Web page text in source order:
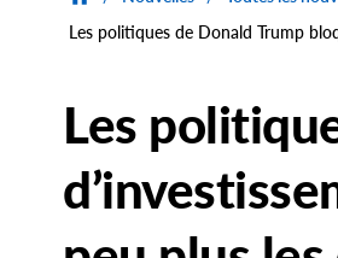
Les politiques de Donald Trump
Les